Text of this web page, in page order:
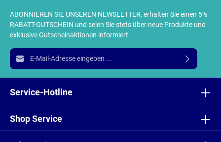
ABONNIEREN SIE UNSEREN NEWSLETTER, erhalten Sie einen 5%
RABATT-GUTSCHEIN und seien Sie stets über neue Produkte und
exklusive Gutscheinaktionen informiert.
E-Mail-Adresse*
Ich habe dieDatenschutzbestimmungenzur Kenntnis
einverstanden.
Service-Hotline
Shop Service